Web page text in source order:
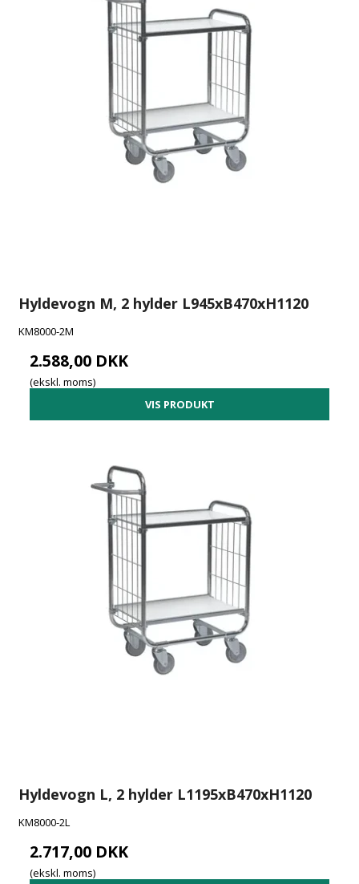
Hyldevogn M, 2 hylder L945xB470xH1120
KM8000-2M
2.588,00 DKK
(ekskl. moms)
VIS PRODUKT
Hyldevogn L, 2 hylder L1195xB470xH1120
KM8000-2L
2.717,00 DKK
(ekskl. moms)